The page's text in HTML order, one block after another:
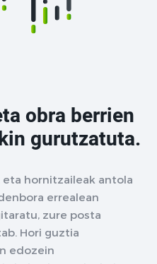
obra berrien
gurutzatuta.
hornitzaileak antola
errealean
zure posta
Hori guztia
edozein